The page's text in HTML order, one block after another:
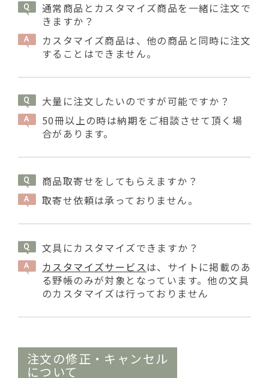
通常商品とカスタマイズ商品を一緒に注文で
きますか？
カスタマイズ商品は、他の商品と同時に注文
することはできません。
大量に注文したいのですが可能ですか？
50冊以上の時は納期をご相談させて頂く場
合があります。
商品取寄せをしてもらえますか？
取寄せ依頼は承っておりません。
文具にカスタマイズできますか？
カスタマイズサービスは、サイトに掲載のあ
る野帳のみが対象となっています。他の文具
のカスタマイズは行っておりません
注文の修正・キャンセル
について